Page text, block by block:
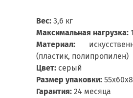
Вес: 3,6 кг
Максимальная нагрузка:
Материал:
(пластик, полипропилен)
Цвет: серый
Размер упаковки:
Гарантия: 24 месяца